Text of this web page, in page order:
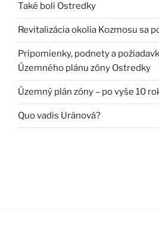
Také boli Ostredky
Revitalizácia okolia Kozmosu sa
Pripomienky, podnety a
Územného plánu zóny Ostredky
Územný plán zóny – po vyše 10
Quo vadis Uránová?